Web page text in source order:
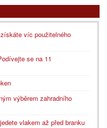
víc použitelného
se na 11
výběrem zahradního
vlakem až před branku